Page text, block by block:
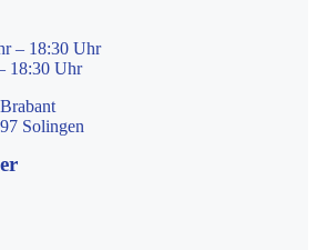
– 18:30 Uhr
18:30 Uhr
Solingen